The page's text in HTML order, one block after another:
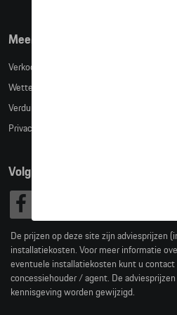
Meer info
Verkoopsvoorwaarden
Wettelijke bepalingen
Verduidelijking kledingmaten
Privacybeleid
Volg Ons
De prijzen op deze site zijn adviesprijzen
installatiekosten. Voor meer informatie
eventuele installatiekosten kunt u
concessiehouder / agent. De
kennisgeving worden gewijzigd.